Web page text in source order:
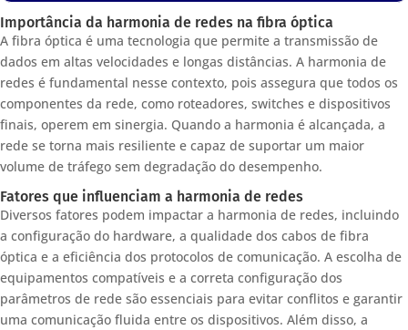
Importância da harmonia de redes na fibra óptica
A fibra óptica é uma tecnologia que permite a transmissão de
dados em altas velocidades e longas distâncias. A harmonia de
redes é fundamental nesse contexto, pois assegura que todos os
componentes da rede, como roteadores, switches e dispositivos
finais, operem em sinergia. Quando a harmonia é alcançada, a
rede se torna mais resiliente e capaz de suportar um maior
volume de tráfego sem degradação do desempenho.
Fatores que influenciam a harmonia de redes
Diversos fatores podem impactar a harmonia de redes, incluindo
a configuração do hardware, a qualidade dos cabos de fibra
óptica e a eficiência dos protocolos de comunicação. A escolha de
equipamentos compatíveis e a correta configuração dos
parâmetros de rede são essenciais para evitar conflitos e garantir
uma comunicação fluida entre os dispositivos. Além disso, a